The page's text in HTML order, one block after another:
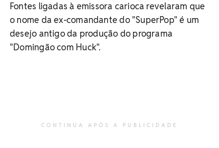
Fontes ligadas à emissora carioca revelaram que
o nome da ex-comandante do "SuperPop" é um
desejo antigo da produção do programa
"Domingão com Huck".
CONTINUA APÓS A PUBLICIDADE